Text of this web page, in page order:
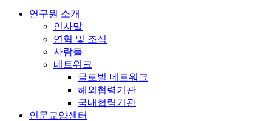
연구원 소개
인사말
연혁 및 조직
사람들
네트워크
글로벌 네트워크
해외협력기관
국내협력기관
인문교양센터